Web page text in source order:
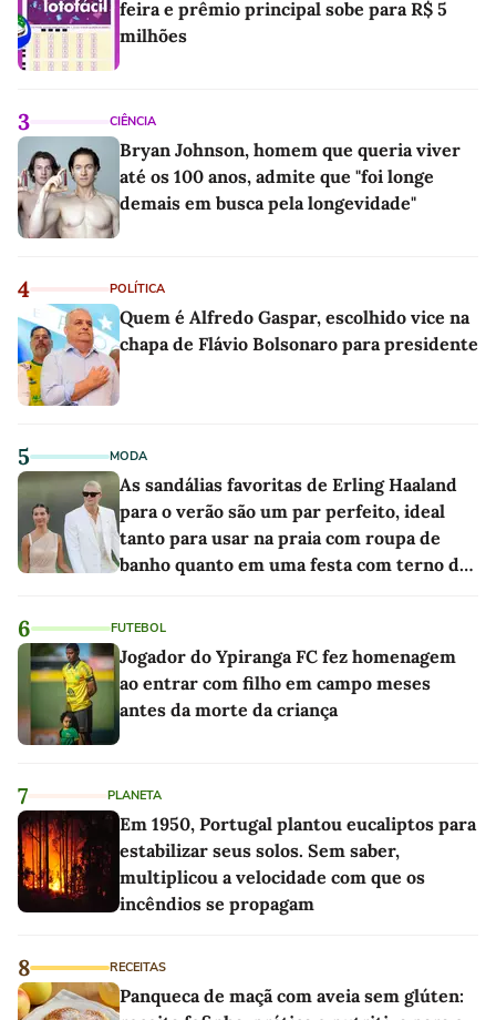
feira e prêmio principal sobe para R$ 5
milhões
3 CIÊNCIA
Bryan Johnson, homem que queria viver
até os 100 anos, admite que "foi longe
demais em busca pela longevidade"
4 POLÍTICA
Quem é Alfredo Gaspar, escolhido vice na
chapa de Flávio Bolsonaro para presidente
5 MODA
As sandálias favoritas de Erling Haaland
para o verão são um par perfeito, ideal
tanto para usar na praia com roupa de
banho quanto em uma festa com terno de
6 FUTEBOL
Jogador do Ypiranga FC fez homenagem
ao entrar com filho em campo meses
antes da morte da criança
7 PLANETA
Em 1950, Portugal plantou eucaliptos para
estabilizar seus solos. Sem saber,
multiplicou a velocidade com que os
incêndios se propagam
8 RECEITAS
Panqueca de maçã com aveia sem glúten: